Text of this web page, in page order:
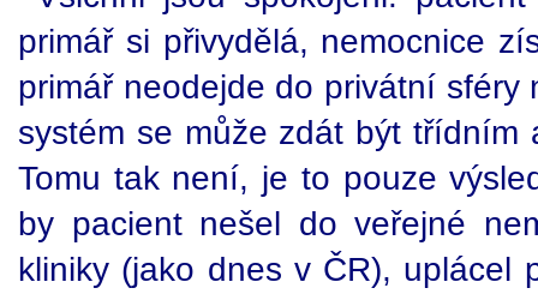
primář si přivydělá, nemocnice
primář neodejde do privátní sféry
systém se může zdát být třídním
Tomu tak není, je to pouze
by pacient nešel do veřejné
kliniky (jako dnes v ČR), uplácel